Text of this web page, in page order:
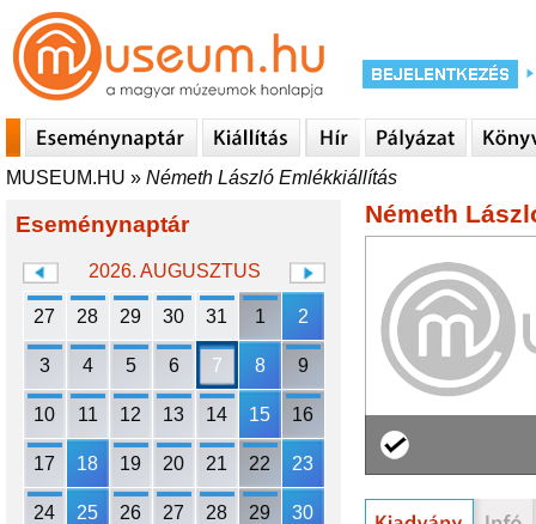
MUSEUM.HU » Németh László Emlékkiállítás
Eseménynaptár
2026. AUGUSZTUS
27 28 29 30 31 1 2
3 4 5 6 7 8 9
10 11 12 13 14 15 16
17 18 19 20 21 22 23
24 25 26 27 28 29 30
Németh